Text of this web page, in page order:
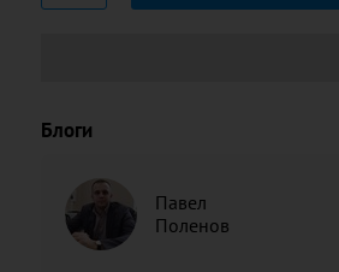
Блоги
Павел
Поленов